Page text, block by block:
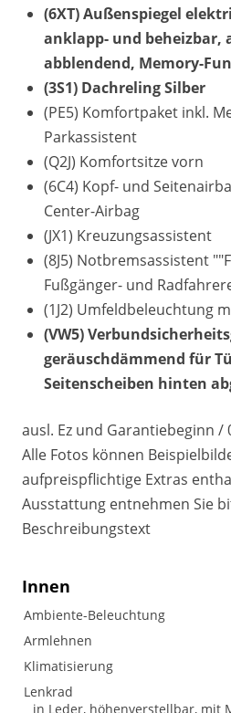
(6XT) Außenspiegel
anklapp- und beheizbar,
abblendend, Memory-
(3S1) Dachreling Silber
(PE5) Komfortpaket inkl.
Parkassistent
(Q2J) Komfortsitze vorn
(6C4) Kopf- und
Center-Airbag
(JX1) Kreuzungsassistent
(8J5) Notbremsassistent
Fußgänger- und
(1J2) Umfeldbeleuchtung
(VW5)
geräuschdämmend für
Seitenscheiben hinten
ausl. Ez und Garantiebeginn /
Alle Fotos können
aufpreispflichtige Extras
Ausstattung entnehmen Sie
Beschreibungstext
Innen
Ambiente-Beleuchtung
Armlehnen
Klimatisierung
Lenkrad
in Leder, höhenverstellbar, mit